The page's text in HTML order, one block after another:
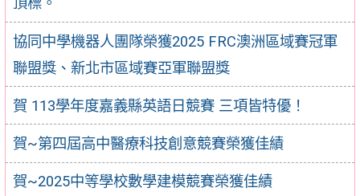
協同中學機器人團隊榮獲2025 FRC澳洲區域賽冠軍
聯盟獎、新北市區域賽亞軍聯盟獎
賀 113學年度嘉義縣英語日競賽 三項皆特優！
賀~第四屆高中醫療科技創意競賽榮獲佳績
賀~2025中等學校數學建模競賽榮獲佳績